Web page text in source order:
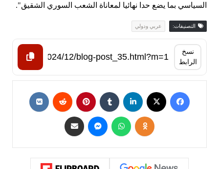
السياسي بما يضع حدا نهائيا لمعاناة الشعب السوري الشقيق".
التصنيفات: عربي ودولي
نسخ
الرابط